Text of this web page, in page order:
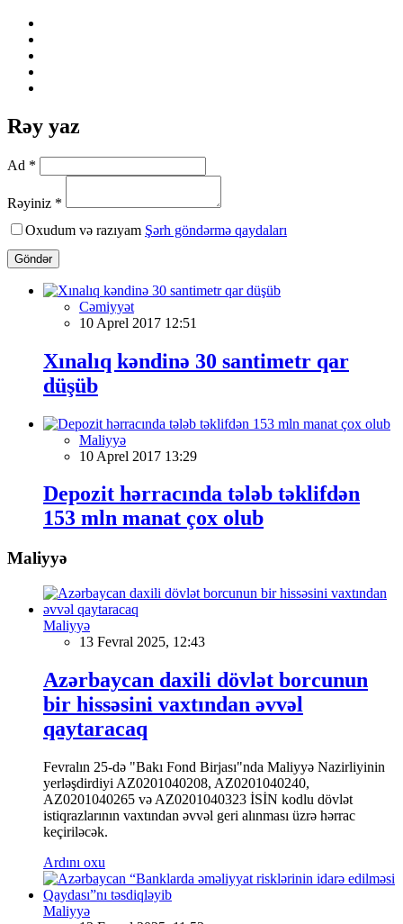
Rəy yaz
Ad *
Rəyiniz *
Oxudum və razıyam Şərh göndərmə qaydaları
Göndər
Cəmiyyət
10 Aprel 2017 12:51
Xınalıq kəndinə 30 santimetr qar
düşüb
Maliyyə
10 Aprel 2017 13:29
Depozit hərracında tələb təklifdən
153 mln manat çox olub
Maliyyə
Maliyyə
13 Fevral 2025, 12:43
Azərbaycan daxili dövlət borcunun
bir hissəsini vaxtından əvvəl
qaytaracaq
Fevralın 25-də "Bakı Fond Birjası"nda Maliyyə Nazirliyinin
yerləşdirdiyi AZ0201040208, AZ0201040240,
AZ0201040265 və AZ0201040323 İSİN kodlu dövlət
istiqrazlarının vaxtından əvvəl geri alınması üzrə hərrac
keçiriləcək.
Ardını oxu
Maliyyə